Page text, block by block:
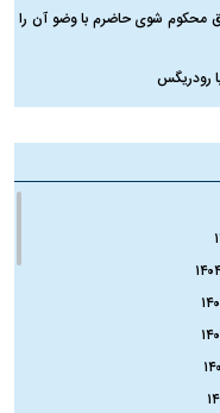
محکوم شوی حاضرم با وضو آن را
رودریگس